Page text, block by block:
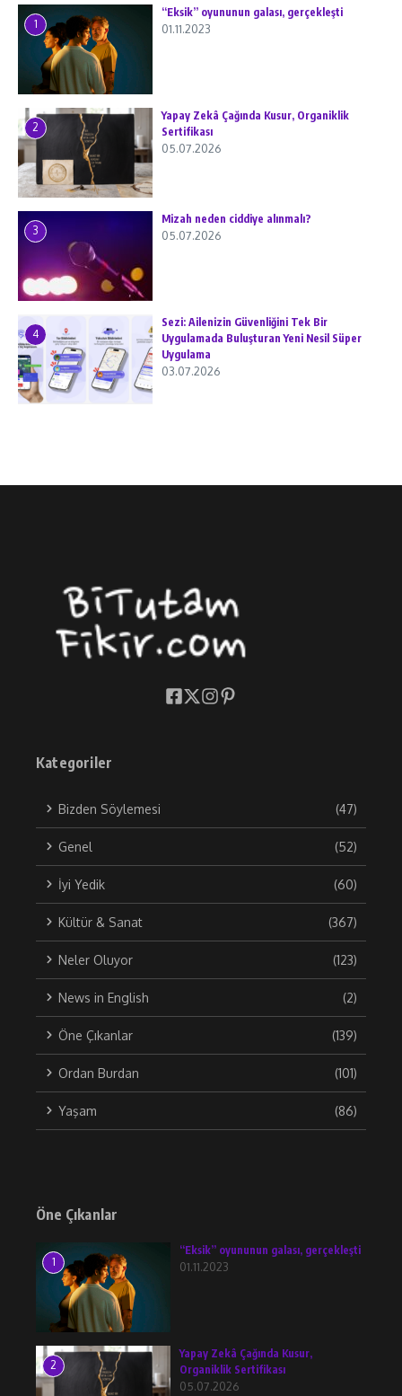
1
“Eksik” oyununun galası, gerçekleşti
01.11.2023
2
Yapay Zekâ Çağında Kusur, Organiklik
Sertifikası
05.07.2026
3
Mizah neden ciddiye alınmalı?
05.07.2026
4
Sezi: Ailenizin Güvenliğini Tek Bir
Uygulamada Buluşturan Yeni Nesil Süper
Uygulama
03.07.2026
Kategoriler
Bizden Söylemesi (47)
Genel (52)
İyi Yedik (60)
Kültür & Sanat (367)
Neler Oluyor (123)
News in English (2)
Öne Çıkanlar (139)
Ordan Burdan (101)
Yaşam (86)
Öne Çıkanlar
1
“Eksik” oyununun galası, gerçekleşti
01.11.2023
2
Yapay Zekâ Çağında Kusur,
Organiklik Sertifikası
05.07.2026